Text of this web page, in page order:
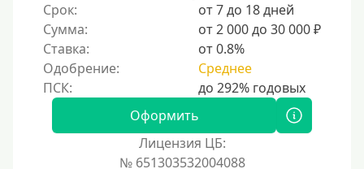
Срок:
от 7 до 18 дней
Сумма:
от 2 000 до 30 000 ₽
Ставка:
от 0.8%
Одобрение:
Среднее
Оформить
Лицензия ЦБ:
№ 651303532004088